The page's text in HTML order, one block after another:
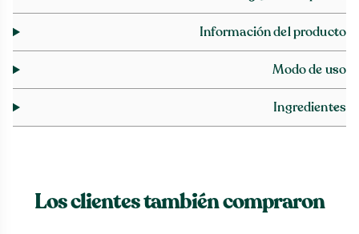
Información del producto
Modo de uso
Ingredientes
Los clientes también compraron